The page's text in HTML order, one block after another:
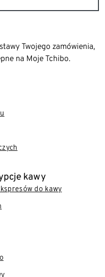
Twojego zamówienia,
na Moje Tchibo.
kawy
do kawy